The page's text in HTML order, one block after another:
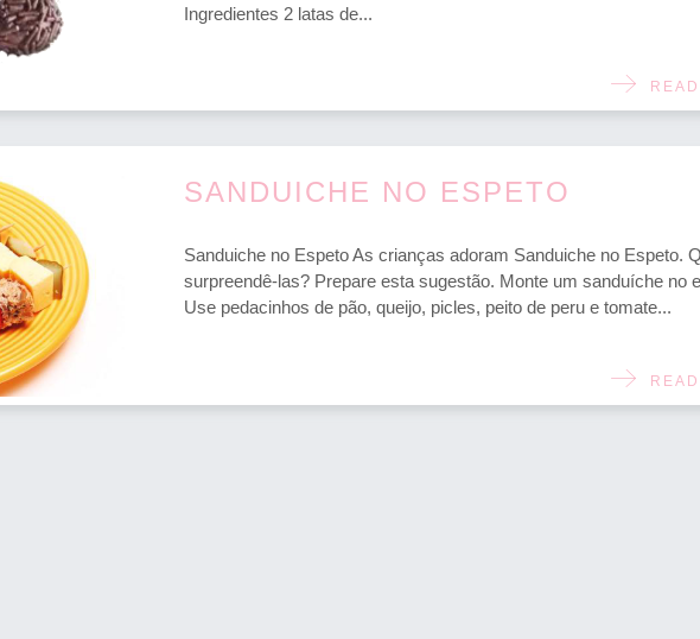
Ingredientes 2 latas de...
SANDUICHE NO ESPETO
Sanduiche no Espeto As crianças adoram Sanduiche no Espeto.
surpreendê-las? Prepare esta sugestão. Monte um sanduíche no
Use pedacinhos de pão, queijo, picles, peito de peru e tomate...